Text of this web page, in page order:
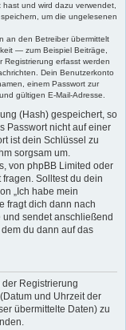
und wird dazu verwendet,
um die ungelesenen
an den Betreiber übermittelt
— zum Beispiel Beiträge,
Registrierung erfasst werden
Dein Benutzerkonto
einem Passwort zur
gültigen E-Mail-Adresse.
(Hash) gespeichert, so
Passwort nicht auf einer
ist dein Schlüssel zu
sorgsam um.
von phpBB Limited oder
Solltest du dein
„Ich habe mein
fragt dich dann nach
sendet anschließend
du dann auf das
Registrierung
und Uhrzeit der
übermittelte Daten) zu